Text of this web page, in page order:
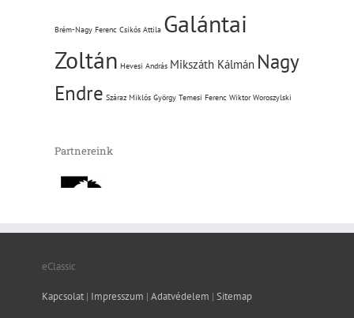
Brém-Nagy Ferenc Csikós Attila Galántai
Zoltán Hevesi András Mikszáth Kálmán Nagy
Endre Száraz Miklós György Temesi Ferenc Wiktor Woroszylski
Partnereink
eClassic
Kapcsolat| Impresszum | Adatvédelem | Sitemap